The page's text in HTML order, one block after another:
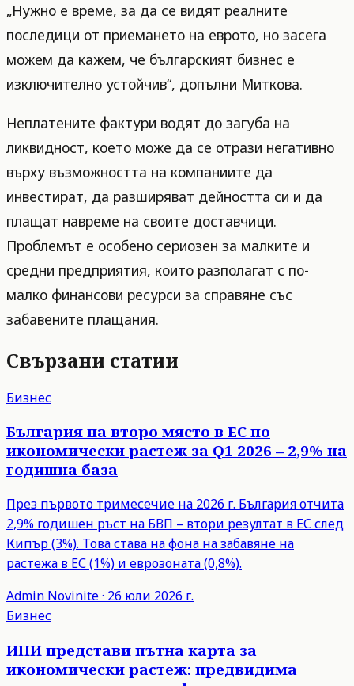
„Нужно е време, за да се видят реалните
последици от приемането на еврото, но засега
можем да кажем, че българският бизнес е
изключително устойчив“, допълни Миткова.
Неплатените фактури водят до загуба на
ликвидност, което може да се отрази негативно
върху възможността на компаниите да
инвестират, да разширяват дейността си и да
плащат навреме на своите доставчици.
Проблемът е особено сериозен за малките и
средни предприятия, които разполагат с по-
малко финансови ресурси за справяне със
забавените плащания.
Свързани статии
Бизнес
България на второ място в ЕС по
икономически растеж за Q1 2026 – 2,9% на
годишна база
През първото тримесечие на 2026 г. България отчита
2,9% годишен ръст на БВП – втори резултат в ЕС след
Кипър (3%). Това става на фона на забавяне на
растежа в ЕС (1%) и еврозоната (0,8%).
Admin Novinite· 26 юли 2026 г.
Бизнес
ИПИ представи пътна карта за
икономически растеж: предвидима